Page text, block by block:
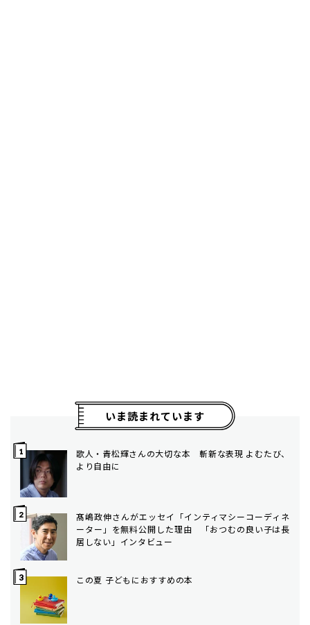
いま読まれています
歌人・青松輝さんの大切な本 斬新な表現 よむたび、
より自由に
髙嶋政伸さんがエッセイ「インティマシーコーディネ
ーター」を無料公開した理由 「おつむの良い子は長
居しない」インタビュー
この夏 子どもにおすすめの本